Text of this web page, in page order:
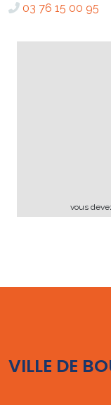
03 76 15 00 95
vous
VILLE DE